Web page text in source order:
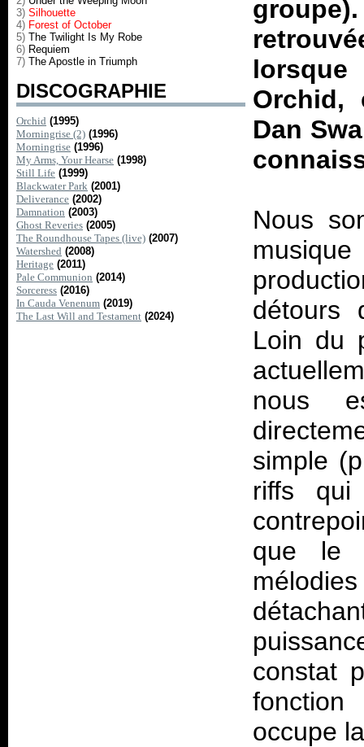
3) Silhouette
4) Forest of October
5) The Twilight Is My Robe
6) Requiem
7) The Apostle in Triumph
DISCOGRAPHIE
Orchid (1995)
Morningrise (2) (1996)
Morningrise (1996)
My Arms, Your Hearse (1998)
Still Life (1999)
Blackwater Park (2001)
Deliverance (2002)
Damnation (2003)
Ghost Reveries (2005)
The Roundhouse Tapes (live) (2007)
Watershed (2008)
Heritage (2011)
Pale Communion (2014)
Sorceress (2016)
In Cauda Venenum (2019)
The Last Will and Testament (2024)
Orchid,
Dan
Nous
détours
Loin du
nous
simple
riffs qui
que le
constat
fonction
occupe